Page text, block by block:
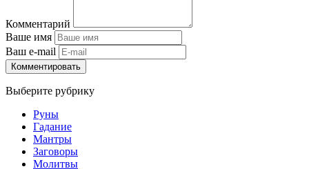
Комментарий
Ваше имя
Ваш e-mail
Комментировать
Выберите рубрику
Руны
Гадание
Мантры
Заговоры
Молитвы